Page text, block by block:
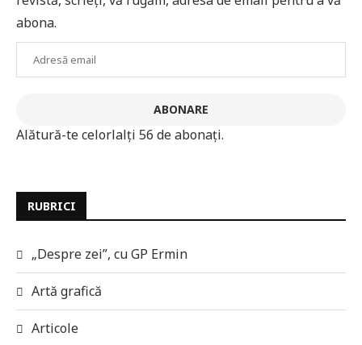
abona.
ABONARE
Alătură-te celorlalți 56 de abonați.
RUBRICI
„Despre zei”, cu GP Ermin
Artă grafică
Articole